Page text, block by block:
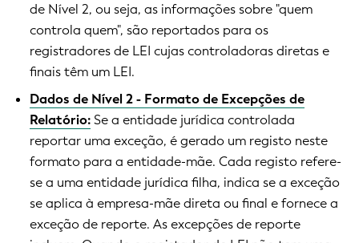
de Nível 2, ou seja, as informações sobre "quem
controla quem", são reportados para os
registradores de LEI cujas controladoras diretas e
finais têm um LEI.
Dados de Nível 2 - Formato de Excepções de
Relatório:Se a entidade jurídica controlada
reportar uma exceção, é gerado um registo neste
formato para a entidade-mãe. Cada registo refere-
se a uma entidade jurídica filha, indica se a exceção
se aplica à empresa-mãe direta ou final e fornece a
exceção de reporte. As excepções de reporte